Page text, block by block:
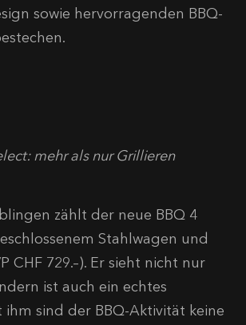
sowie hervorragenden BBQ-
mehr als nur Grillieren
zählt der neue BBQ 4
Stahlwagen und
CHF 729.–). Er sieht nicht nur
ist auch ein echtes
sind der BBQ-Aktivität keine